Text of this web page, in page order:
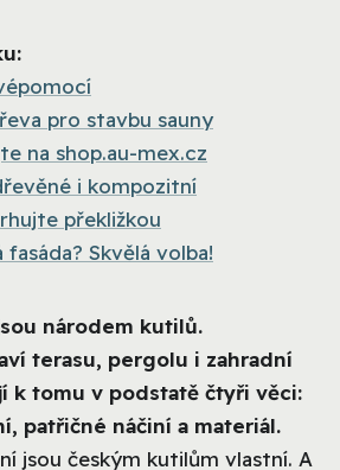
pro stavbu sauny
na shop.au-mex.cz
i kompozitní
překližkou
fasáda? Skvělá volba!
národem kutilů.
terasu, pergolu i zahradní
k tomu v podstatě čtyři věci:
patřičné náčiní a materiál.
jsou českým kutilům vlastní. A